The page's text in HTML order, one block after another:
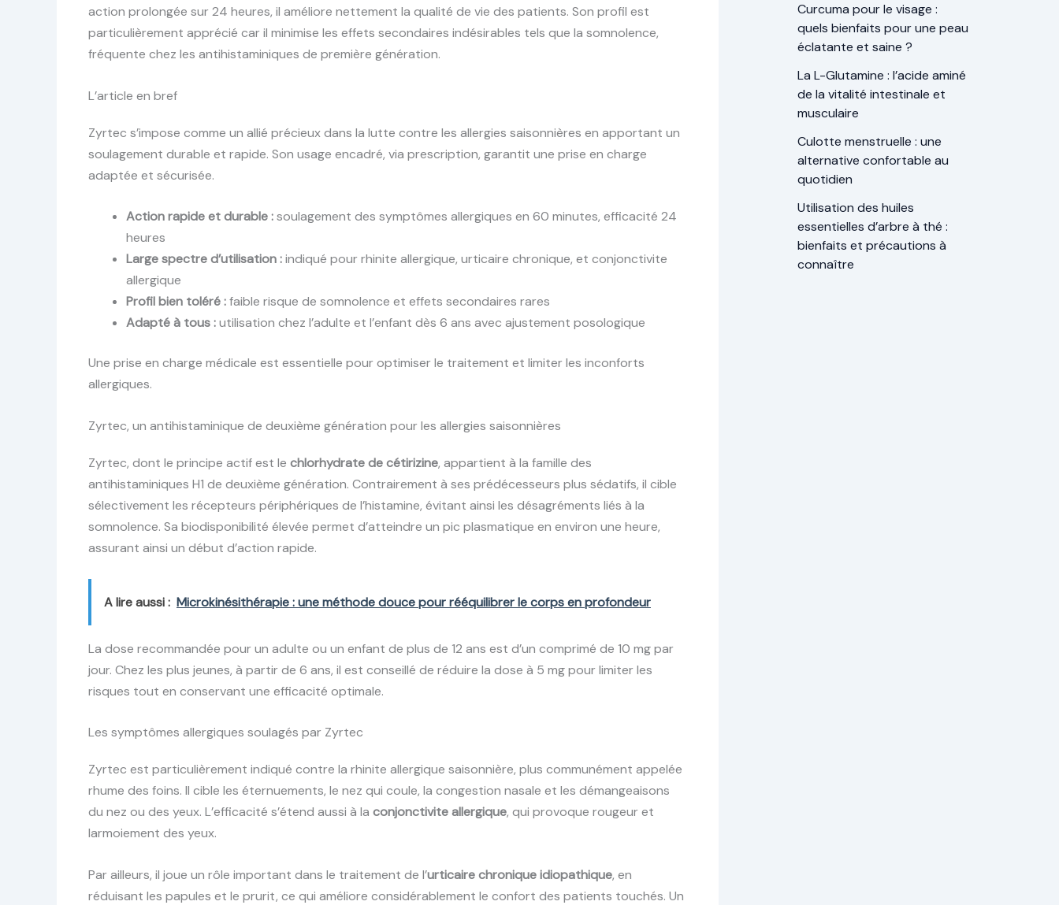
action prolongée sur 24 heures, il améliore nettement la qualité de vie des patients. Son profil est
particulièrement apprécié car il minimise les effets secondaires indésirables tels que la somnolence,
fréquente chez les antihistaminiques de première génération.
L’article en bref
Zyrtec s’impose comme un allié précieux dans la lutte contre les allergies saisonnières en apportant un
soulagement durable et rapide. Son usage encadré, via prescription, garantit une prise en charge
adaptée et sécurisée.
Action rapide et durable :soulagement des symptômes allergiques en 60 minutes, efficacité 24
heures
Large spectre d’utilisation :indiqué pour rhinite allergique, urticaire chronique, et conjonctivite
allergique
Profil bien toléré :faible risque de somnolence et effets secondaires rares
Adapté à tous :utilisation chez l’adulte et l’enfant dès 6 ans avec ajustement posologique
Une prise en charge médicale est essentielle pour optimiser le traitement et limiter les inconforts
allergiques.
Zyrtec, un antihistaminique de deuxième génération pour les allergies saisonnières
Zyrtec, dont le principe actif est le chlorhydrate de cétirizine, appartient à la famille des
antihistaminiques H1 de deuxième génération. Contrairement à ses prédécesseurs plus sédatifs, il cible
sélectivement les récepteurs périphériques de l’histamine, évitant ainsi les désagréments liés à la
somnolence. Sa biodisponibilité élevée permet d’atteindre un pic plasmatique en environ une heure,
assurant ainsi un début d’action rapide.
A lire aussi : Microkinésithérapie : une méthode douce pour rééquilibrer le corps en profondeur
La dose recommandée pour un adulte ou un enfant de plus de 12 ans est d’un comprimé de 10 mg par
jour. Chez les plus jeunes, à partir de 6 ans, il est conseillé de réduire la dose à 5 mg pour limiter les
risques tout en conservant une efficacité optimale.
Les symptômes allergiques soulagés par Zyrtec
Zyrtec est particulièrement indiqué contre la rhinite allergique saisonnière, plus communément appelée
rhume des foins. Il cible les éternuements, le nez qui coule, la congestion nasale et les démangeaisons
du nez ou des yeux. L’efficacité s’étend aussi à la conjonctivite allergique, qui provoque rougeur et
larmoiement des yeux.
Par ailleurs, il joue un rôle important dans le traitement de l’urticaire chronique idiopathique, en
réduisant les papules et le prurit, ce qui améliore considérablement le confort des patients touchés. Un
Curcuma pour le visage :
quels bienfaits pour une peau
éclatante et saine ?
La L-Glutamine : l’acide aminé
de la vitalité intestinale et
musculaire
Culotte menstruelle : une
alternative confortable au
quotidien
Utilisation des huiles
essentielles d’arbre à thé :
bienfaits et précautions à
connaître